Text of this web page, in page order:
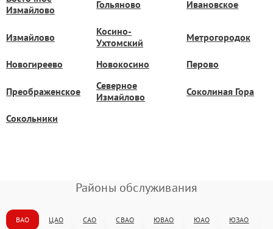
Измайлово
Гольяново Ивановское
Измайлово
Косино-
Ухтомский
Метрогородок
Новогиреево Новокосино Перово
Преображенское
Северное
Измайлово
Соколиная Гора
Сокольники
Районы обслуживания
ВАО ЦАО САО СВАО ЮВАО ЮАО ЮЗАО